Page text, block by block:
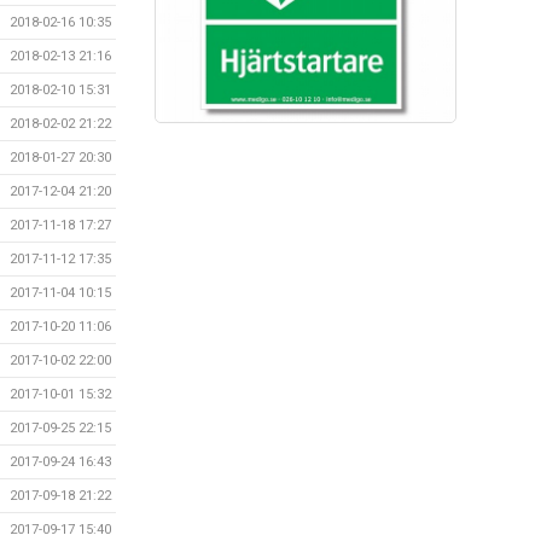
2018-02-16 10:35
2018-02-13 21:16
2018-02-10 15:31
2018-02-02 21:22
2018-01-27 20:30
2017-12-04 21:20
2017-11-18 17:27
2017-11-12 17:35
2017-11-04 10:15
2017-10-20 11:06
2017-10-02 22:00
2017-10-01 15:32
2017-09-25 22:15
2017-09-24 16:43
2017-09-18 21:22
2017-09-17 15:40